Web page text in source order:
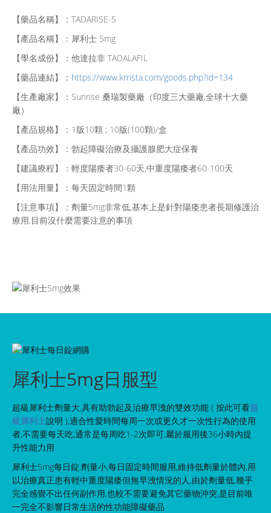
【藥品名稱】：TADARISE-5
【產品名稱】：犀利士 5mg
【學名成份】：他達拉非 TADALAFIL
【藥品連結】： https://www.krrista.com/goods.php?id=134
【生產廠家】：Sunrise 桑瑞製藥廠（印度三大藥廠,全球十大藥
廠）
【產品規格】：1版10顆 ; 10版(100顆)/盒
【產品功效】：勃起障礙治療及攝護腺肥大症保養
【建議療程】：輕度陽痿者30-60天,中重度陽痿者60-100天
【用法用量】：每天固定時間1顆
【注意事項】：劑量5mg非常低,基本上是針對陽痿患者長期修護治
療用,目前沒什麼需要注意的事項
犀利士5mg日服型
超級犀利士劑量大,具有助勃起及治療早洩的雙效功能 ( 按此可看超
級犀利士說明 ),適合性愛時間每周一次或更久才一次性行為的使用
者,不需要每天吃,通常是每周吃1-2次即可,屬於服用後36小時內提
升性能力用
犀利士5mg每日錠,劑量小,每日固定時間服用,維持低劑量於體內,用
以治療真正患有輕中重度陽痿但無早洩情況的人,由於劑量低,幾乎
完全感覺不出任何副作用,也較不需要避免其它藥物沖突,是目前唯
一完全不影響日常生活的性功能障礙藥品